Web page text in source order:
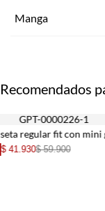
Manga
Recomendados
Camiseta fit clásico con bordado mini de auto en algodón beige para hombre
$